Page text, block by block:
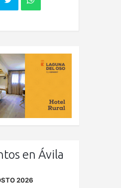
en Ávila
2026